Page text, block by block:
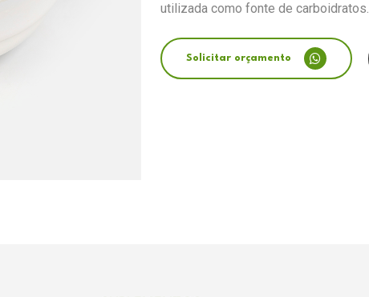
utilizada como fonte de carboidratos.
Solicitar orçamento